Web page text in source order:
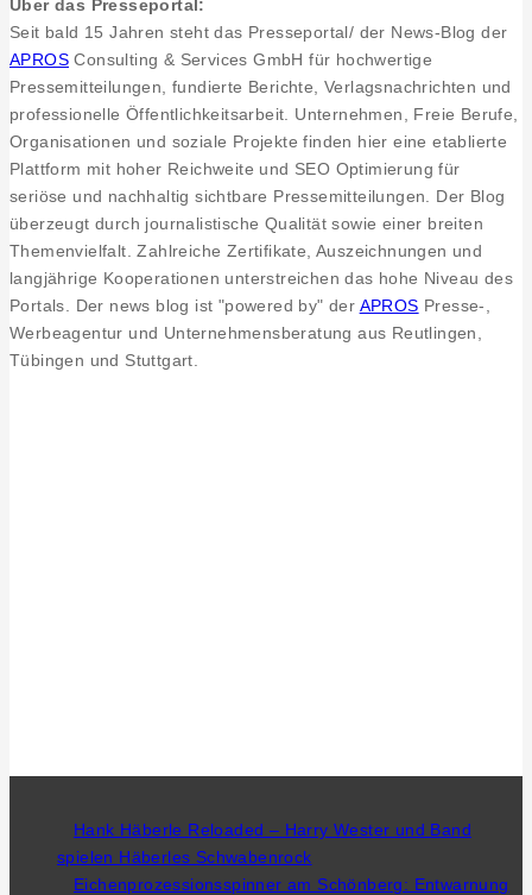
Betrieb
Über das Presseportal:
Seit bald 15 Jahren steht das Presseportal/ der News-Blog der
APROS Consulting & Services GmbH für hochwertige
Pressemitteilungen, fundierte Berichte, Verlagsnachrichten und
professionelle Öffentlichkeitsarbeit. Unternehmen, Freie Berufe,
Organisationen und soziale Projekte finden hier eine etablierte
Plattform mit hoher Reichweite und SEO Optimierung für
seriöse und nachhaltig sichtbare Pressemitteilungen. Der Blog
überzeugt durch journalistische Qualität sowie einer breiten
Themenvielfalt. Zahlreiche Zertifikate, Auszeichnungen und
langjährige Kooperationen unterstreichen das hohe Niveau des
Portals. Der news blog ist "powered by" der APROS Presse-,
Werbeagentur und Unternehmensberatung aus Reutlingen,
Tübingen und Stuttgart.
Hank Häberle Reloaded – Harry Wester und Band
spielen Häberles Schwabenrock
Eichenprozessionsspinner am Schönberg: Entwarnung